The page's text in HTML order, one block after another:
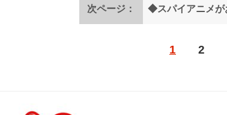
次ページ： ◆スパイアニメが
1 2